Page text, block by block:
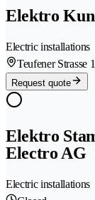
Elektro
Electric installations
Teufener Strasse
Request quote
Elektro
Electro AG
Electric installations